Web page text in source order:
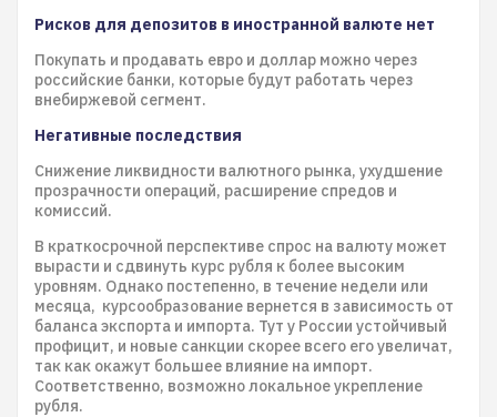
Рисков для депозитов в иностранной валюте нет
Покупать и продавать евро и доллар можно через
российские банки, которые будут работать через
внебиржевой сегмент.
Негативные последствия
Cнижение ликвидности валютного рынка, ухудшение
прозрачности операций, расширение спредов и
комиссий.
В краткосрочной перспективе спрос на валюту может
вырасти и сдвинуть курс рубля к более высоким
уровням. Однако постепенно, в течение недели или
месяца, курсообразование вернется в зависимость от
баланса экспорта и импорта. Тут у России устойчивый
профицит, и новые санкции скорее всего его увеличат,
так как окажут большее влияние на импорт.
Соответственно, возможно локальное укрепление
рубля.